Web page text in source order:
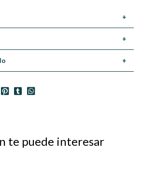
+
+
+
te puede interesar